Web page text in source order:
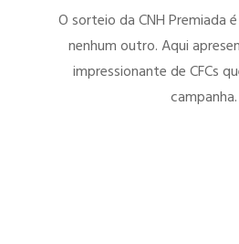
O sorteio da CNH Premiada
nenhum outro. Aqui
impressionante de CFCs
campanha.